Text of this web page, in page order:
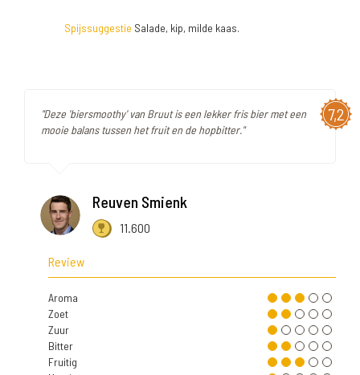
Spijssuggestie Salade, kip, milde kaas.
7,2
"Deze 'biersmoothy' van Bruut is een lekker fris bier met een
mooie balans tussen het fruit en de hopbitter."
Reuven Smienk
11.600
Review
Aroma
Zoet
Zuur
Bitter
Fruitig